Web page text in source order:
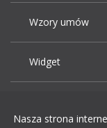
Wzory umów
Widget
Nasza strona